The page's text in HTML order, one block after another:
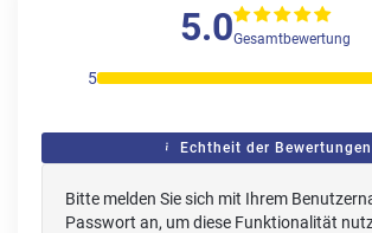
5.0Gesamtbewertung
5
Echtheit der Bewertungen
Bitte melden Sie sich mit Ihrem
Passwort an, um diese Funktionalität